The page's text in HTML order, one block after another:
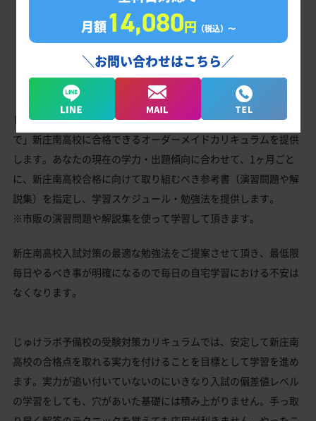
じゅけラボ予備校は、教室で授業を受ける形式ではなく「独学
で」新庄南高校に合格できるオーダーメイドカリキュラムを提供
します。あなたの現在の学力・出題傾向に合わせて、1ヶ月ごと
に、新庄南高校合格に向けて取り組むべき参考書（演習問題や解
説集）を指定し、学習スケジュール・勉強法を提供します。
※市販の演習問題や解説集を使って学習して頂きます。
新庄南高校入試対策の最適な勉強法をご提案させて頂き、最低限
毎日やるべき事が明確になるので毎日の自宅学習における不安は
なくなります。
じゅけラボ予備校の受験対策カリキュラムでは、安定して新庄南
高校の合格点を取れる実力を付けることを目標として学習を進め
ます。実力が追い付いていないのにいきなり入試の偏差値レベル
の学習をしても、穴があいた基礎には積み上がりません。手っ取
月額14,080円 （税込）〜
＼お問い合わせはこちら／